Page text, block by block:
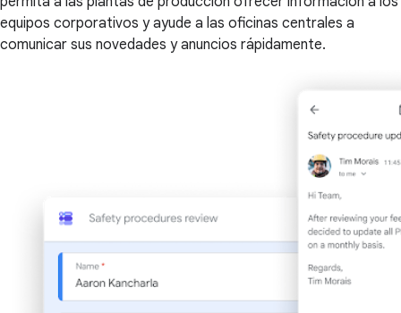
equipos corporativos y ayude a las oficinas centrales a
comunicar sus novedades y anuncios rápidamente.